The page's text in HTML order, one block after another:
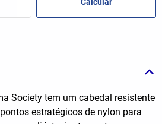
Society tem um cabedal resistente
estratégicos de nylon para